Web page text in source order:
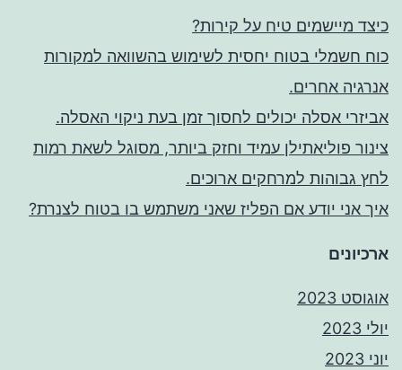
כיצד מיישמים טיח על קירות?
כוח חשמלי בטוח יחסית לשימוש בהשוואה למקורות
אנרגיה אחרים.
אביזרי אסלה יכולים לחסוך זמן בעת ניקוי האסלה.
צינור פוליאתילן עמיד וחזק ביותר, מסוגל לשאת רמות
לחץ גבוהות למרחקים ארוכים.
איך אני יודע אם הפליז שאני משתמש בו בטוח לצנרת?
ארכיונים
אוגוסט 2023
יולי 2023
יוני 2023